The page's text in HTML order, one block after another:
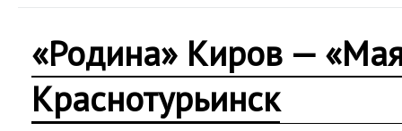
«Родина» Киров —
Краснотурьинск